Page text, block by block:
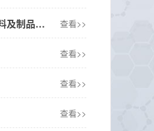
GB 4806.1-2016 食品安全国家标准 食品接触材料及制品通用安全要求 查看>>
查看>>
查看>>
查看>>